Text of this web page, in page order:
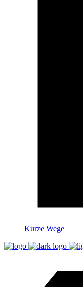
Kurze Wege